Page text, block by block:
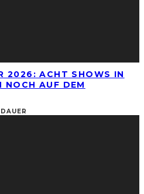
2026: ACHT SHOWS IN
NOCH AUF DEM